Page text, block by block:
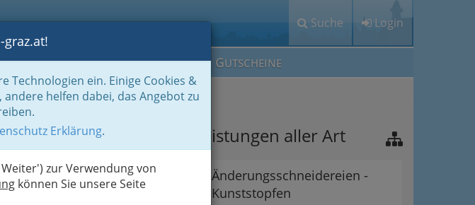
Suche Login
BRANCHEN MEIN IG GUTSCHEINE
Technologien ein. Einige Cookies &
helfen dabei, das Angebot zu
Erklärung.
zur Verwendung von
können Sie unsere Seite
Dienstleistungen aller Art
Änderungsschneidereien -
Kunststopfen